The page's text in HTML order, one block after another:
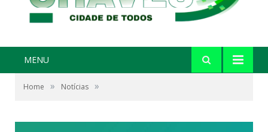
MENU
Home » Notícias »